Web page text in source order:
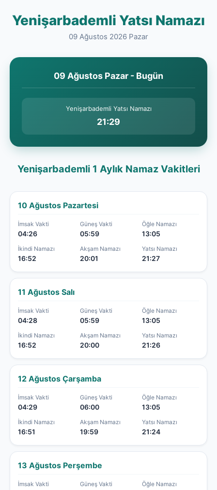
Yenişarbademli Yatsı Namazı
09 Ağustos 2026 Pazar
09 Ağustos Pazar - Bugün
Yenişarbademli Yatsı Namazı
21:29
Yenişarbademli 1 Aylık Namaz Vakitleri
10 Ağustos Pazartesi
İmsak Vakti
04:26
Güneş Vakti
05:59
Öğle Namazı
13:05
İkindi Namazı
16:52
Akşam Namazı
20:01
Yatsı Namazı
21:27
11 Ağustos Salı
İmsak Vakti
04:28
Güneş Vakti
05:59
Öğle Namazı
13:05
İkindi Namazı
16:52
Akşam Namazı
20:00
Yatsı Namazı
21:26
12 Ağustos Çarşamba
İmsak Vakti
04:29
Güneş Vakti
06:00
Öğle Namazı
13:05
İkindi Namazı
16:51
Akşam Namazı
19:59
Yatsı Namazı
21:24
13 Ağustos Perşembe
İmsak Vakti Güneş Vakti Öğle Namazı